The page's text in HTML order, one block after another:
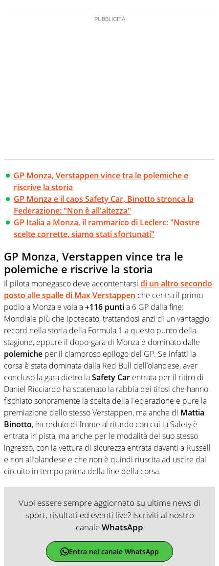
GP Monza, Verstappen vince tra le polemiche e
riscrive la storia
GP Monza e il caos Safety Car, Binotto stronca la
Federazione: "Non è all'altezza"
GP Italia a Monza, il rammarico di Leclerc: "Nostre
scelte corrette, siamo stati sfortunati"
GP Monza, Verstappen vince tra le
polemiche e riscrive la storia
Il pilota monegasco deve accontentarsi di un altro secondo
posto alle spalle di Max Verstappen che centra il primo
podio a Monza e vola a+116 puntia 6 GP dalla fine:
Mondiale più che ipotecato, trattandosi anzi di un vantaggio
record nella storia della Formula 1 a questo punto della
stagione, eppure il dopo-gara di Monza è dominato dalle
polemiche per il clamoroso epilogo del GP. Se infatti la
corsa è stata dominata dalla Red Bull dell’olandese, aver
concluso la gara dietro laSafety Car entrata per il ritiro di
Daniel Ricciardo ha scatenato la rabbia dei tifosi che hanno
fischiato sonoramente la scelta della Federazione e pure la
premiazione dello stesso Verstappen, ma anche di Mattia
Binotto, incredulo di fronte al ritardo con cui la Safety è
entrata in pista, ma anche per le modalità del suo stesso
ingresso, con la vettura di sicurezza entrata davanti a Russell
e non all’olandese e che non è quindi riuscita ad uscire dal
circuito in tempo prima della fine della corsa.
Vuoi essere sempre aggiornato su ultime news di
sport, risultati ed eventi live? Iscriviti al nostro
canaleWhatsApp
Entra nel canale WhatsApp